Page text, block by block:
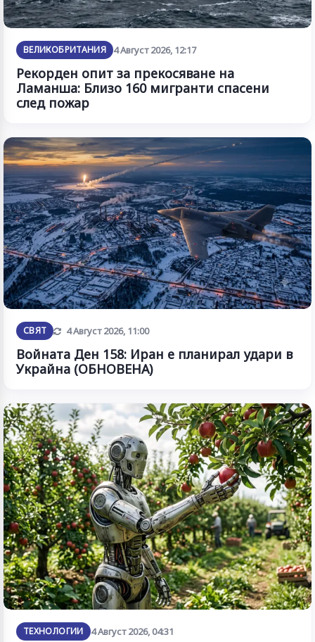
ВЕЛИКОБРИТАНИЯ 4 Август 2026, 12:17
Рекорден опит за прекосяване на
Ламанша: Близо 160 мигранти спасени
след пожар
СВЯТ Обновена
4 Август 2026, 11:00
Войната Ден 158: Иран е планирал удари в
Украйна (ОБНОВЕНА)
ТЕХНОЛОГИИ 4 Август 2026, 04:31